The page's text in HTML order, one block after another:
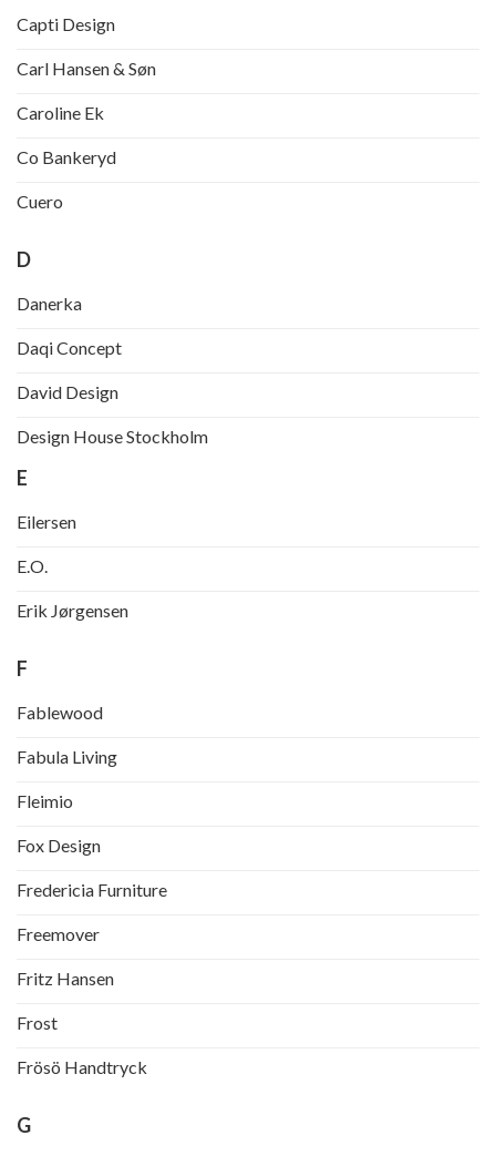
Capti Design
Carl Hansen & Søn
Caroline Ek
Co Bankeryd
Cuero
D
Danerka
Daqi Concept
David Design
Design House Stockholm
E
Eilersen
E.O.
Erik Jørgensen
F
Fablewood
Fabula Living
Fleimio
Fox Design
Fredericia Furniture
Freemover
Fritz Hansen
Frost
Frösö Handtryck
G